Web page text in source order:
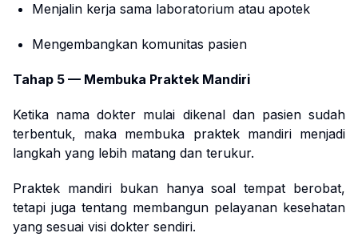
Menjalin kerja sama laboratorium atau apotek
Mengembangkan komunitas pasien
Tahap 5 — Membuka Praktek Mandiri
Ketika nama dokter mulai dikenal dan pasien sudah
terbentuk, maka membuka praktek mandiri menjadi
langkah yang lebih matang dan terukur.
Praktek mandiri bukan hanya soal tempat berobat,
tetapi juga tentang membangun pelayanan kesehatan
yang sesuai visi dokter sendiri.